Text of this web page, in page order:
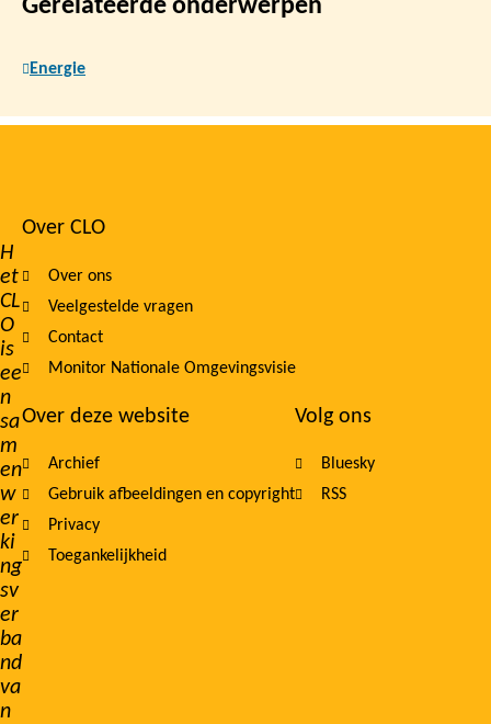
Gerelateerde onderwerpen
Energie
H
et
CL
O
is
ee
n
sa
m
en
w
er
ki
ng
sv
er
ba
nd
va
n
Footer
navigation
Over CLO
Over ons
Veelgestelde vragen
Contact
Monitor Nationale Omgevingsvisie
Over deze website
Archief
Gebruik afbeeldingen en copyright
Privacy
Toegankelijkheid
Volg ons
Bluesky
RSS